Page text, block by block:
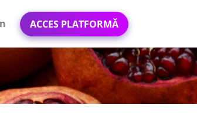
ACCES PLATFORMĂ